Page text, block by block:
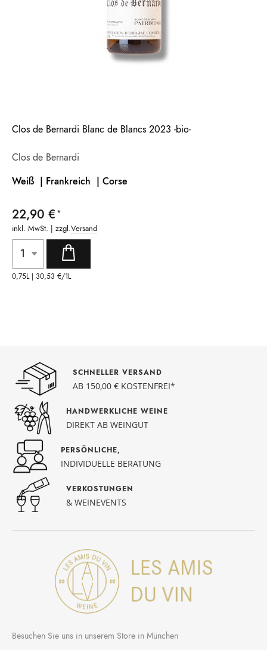
Clos de Bernardi Blanc de Blancs 2023 -bio-
Clos de Bernardi
Weiß | Frankreich | Corse
22,90 €
inkl. MwSt. | zzgl.Versand
0,75L | 30,53 €/1L
SCHNELLER VERSAND
AB 150,00 € KOSTENFREI*
HANDWERKLICHE WEINE
DIREKT AB WEINGUT
PERSÖNLICHE,
INDIVIDUELLE BERATUNG
VERKOSTUNGEN
& WEINEVENTS
Besuchen Sie uns in unserem Store in München